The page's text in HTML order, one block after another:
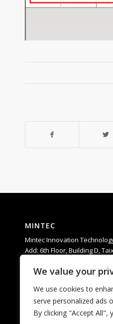
We value your
We use cookies to
serve personalized ads
By clicking "Accept All",
MINTEC
Mintec Innovation
Add: 6th Floor, Building D,
District, Shenzhen，China.
Correo electrónico:
matti.chan@mintecinno.com
vincent@mintecinno.com